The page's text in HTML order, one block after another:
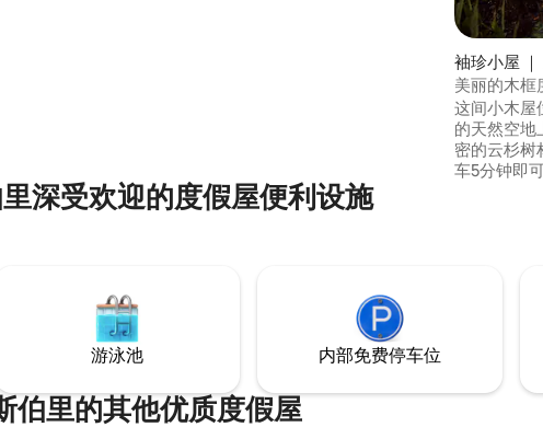
袖珍小屋
美丽的木框
这间小木屋
的天然空地
密的云杉树
车5分钟即
深受欢迎的度假屋便利设施
游泳池 内部免费停车位
伯里的其他优质度假屋